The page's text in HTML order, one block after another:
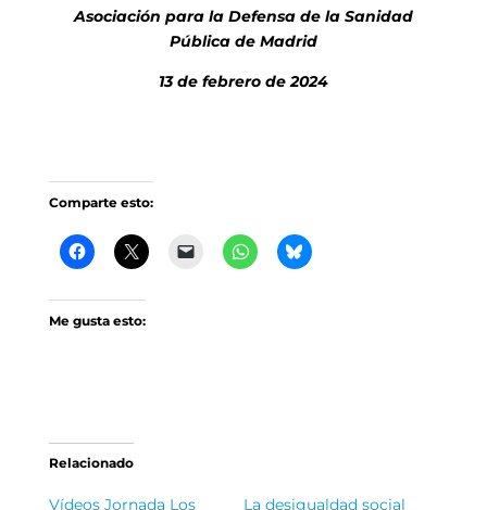
Asociación para la Defensa de la Sanidad
Pública de Madrid
13 de febrero de 2024
Comparte esto:
Me gusta esto:
Relacionado
Vídeos Jornada Los
La desigualdad social